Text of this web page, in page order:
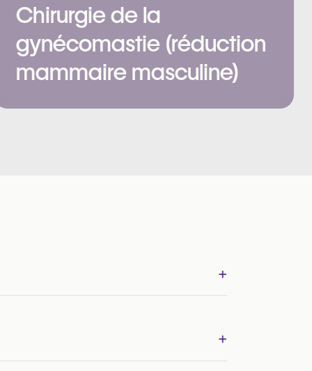
Chirurgie de la
gynécomastie (réduction
mammaire masculine)
+
+